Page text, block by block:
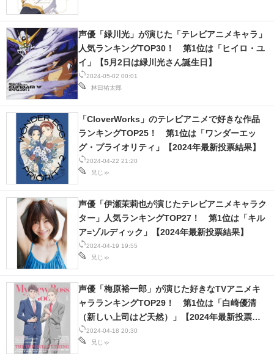
2024-05-02 00:01
林田祐太郎
声優「緑川光」が演じた「テレビアニメキャラ」
人気ランキングTOP30！ 第1位は「ヒイロ・ユ
イ」【5月2日は緑川光さん誕生日】
2024-04-22 21:20
兄じゃ
「CloverWorks」のテレビアニメで好きな作品
ランキングTOP25！ 第1位は「ワンダーエッ
グ・プライオリティ」【2024年最新投票結果】
2024-04-19 19:55
兄じゃ
声優「伊瀬茉莉也が演じたテレビアニメキャラク
ター」人気ランキングTOP27！ 第1位は「キル
ア=ゾルディック」【2024年最新投票結果】
2024-04-18 20:30
兄じゃ
声優「梅原裕一郎」が演じた好きなTVアニメキ
ャラランキングTOP29！ 第1位は「白崎優清
（新しい上司はど天然）」【2024年最新投票結
果】